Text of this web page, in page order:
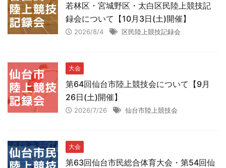
若林区・宮城野区・太白区民陸上競技記
録会について【10月3日(土)開催】
2026/8/4 区民陸上競技記録会
大会
第64回仙台市陸上競技会について【9月
26日(土)開催】
2026/7/26 仙台市陸上競技会
大会
第63回仙台市民総合体育大会・第54回仙